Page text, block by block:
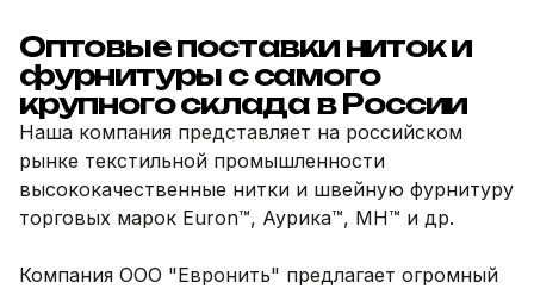
Оптовые поставки ниток и
фурнитуры с самого
крупного склада в России
Наша компания представляет на российском
рынке текстильной промышленности
высококачественные нитки и швейную фурнитуру
торговых марок Euron™, Аурика™, MH™ и др.
Компания ООО "Евронить" предлагает огромный